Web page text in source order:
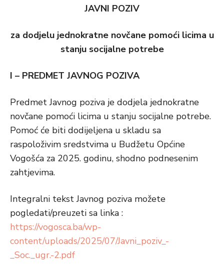
JAVNI POZIV
za dodjelu jednokratne novčane pomoći licima u
stanju socijalne potrebe
I – PREDMET JAVNOG POZIVA
Predmet Javnog poziva je dodjela jednokratne
novčane pomoći licima u stanju socijalne potrebe.
Pomoć će biti dodijeljena u skladu sa
raspoloživim sredstvima u Budžetu Općine
Vogošća za 2025. godinu, shodno podnesenim
zahtjevima.
Integralni tekst Javnog poziva možete
pogledati/preuzeti sa linka :
https://vogosca.ba/wp-
content/uploads/2025/07/Javni_poziv_-
_Soc._ugr.-2.pdf